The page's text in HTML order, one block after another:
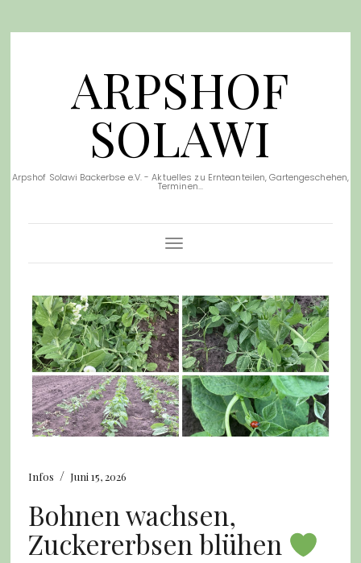
ARPSHOF
SOLAWI
Arpshof Solawi Backerbse e.V. - Aktuelles zu Ernteanteilen, Gartengeschehen,
Terminen...
Toggle Navigation
Infos / Juni 15, 2026
Bohnen wachsen,
Zuckererbsen blühen